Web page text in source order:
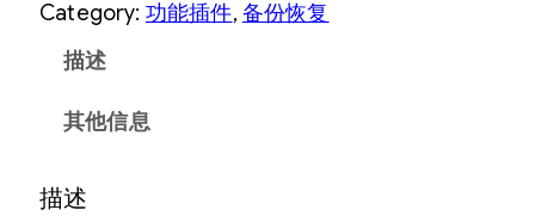
d
p
Category: 功能插件, 备份恢复
描述
其他信息
描述